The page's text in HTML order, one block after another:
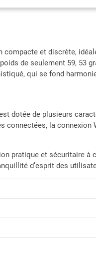
surveillance Live View
de radars ne sont pas
l'application Garmin Drive
séparément). Design
et discrète,
de seulement 59, 53
qui se fond
dotée de plusieurs
connectées, la
pratique et sécuritaire à
d’esprit des